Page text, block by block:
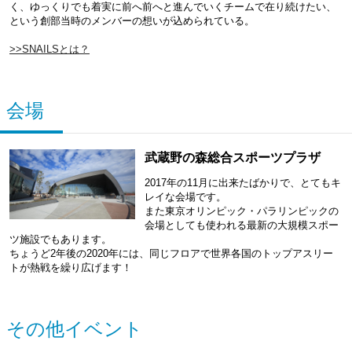
く、ゆっくりでも着実に前へ前へと進んでいくチームで在り続けたい、
という創部当時のメンバーの想いが込められている。
>>SNAILSとは？
会場
武蔵野の森総合スポーツプラザ
2017年の11月に出来たばかりで、とてもキ
レイな会場です。
また東京オリンピック・パラリンピックの
会場としても使われる最新の大規模スポー
ツ施設でもあります。
ちょうど2年後の2020年には、同じフロアで世界各国のトップアスリー
トが熱戦を繰り広げます！
その他イベント